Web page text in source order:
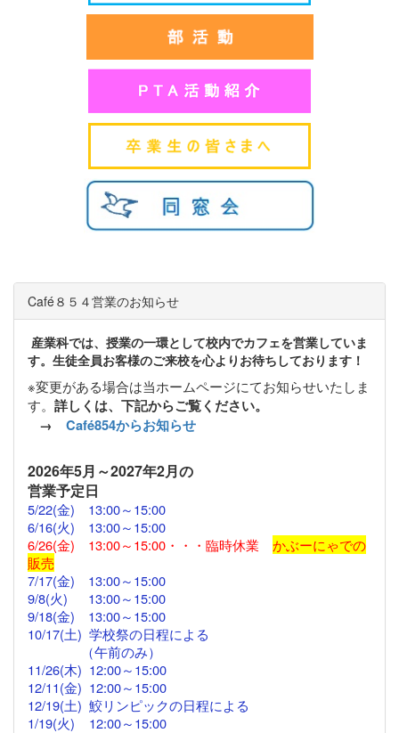
Café８５４営業のお知らせ
産業科では、授業の一環として校内でカフェを営業していま
す。生徒全員お客様のご来校を心よりお待ちしております！
※変更がある場合は当ホームページにてお知らせいたしま
す。 詳しくは、下記からご覧ください。
→ Café854からお知らせ
2026年5月～2027年2月の
営業予定日
5/22(金) 13:00～15:00
6/16(火) 13:00～15:00
6/26(金) 13:00～15:00・・・臨時休業 かぶーにゃでの
販売
7/17(金) 13:00～15:00
9/8(火) 13:00～15:00
9/18(金) 13:00～15:00
10/17(土) 学校祭の日程による
（午前のみ）
11/26(木) 12:00～15:00
12/11(金) 12:00～15:00
12/19(土) 鮫リンピックの日程による
1/19(火) 12:00～15:00